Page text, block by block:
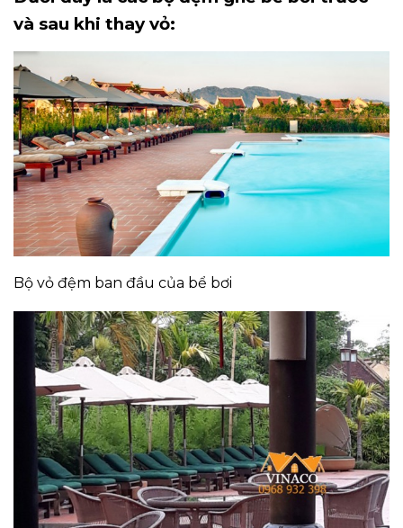
và sau khi thay vỏ:
Bộ vỏ đệm ban đầu của bể bơi